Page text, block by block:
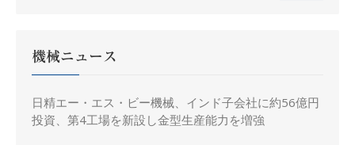
機械ニュース
日精エー・エス・ビー機械、インド子会社に約56億円
投資、第4工場を新設し金型生産能力を増強